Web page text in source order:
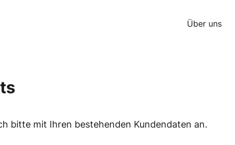
Über uns
bitte mit Ihren bestehenden Kundendaten an.